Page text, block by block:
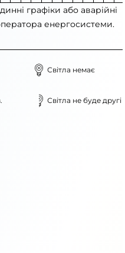
графіки або аварійні
енергосистеми.
Світла немає
Світла не буде другі